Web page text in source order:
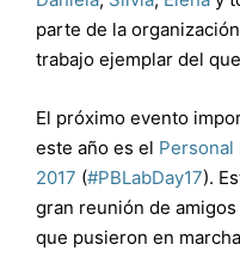
parte de la
trabajo ejemplar del
El próximo evento
este año es el Personal
2017 (#PBLabDay17).
gran reunión de
que pusieron en marcha